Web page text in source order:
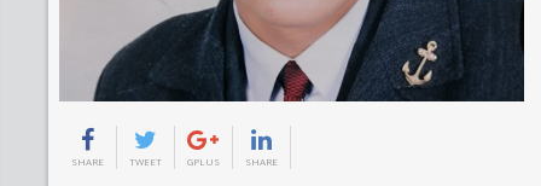
SHARE TWEET GPLUS SHARE